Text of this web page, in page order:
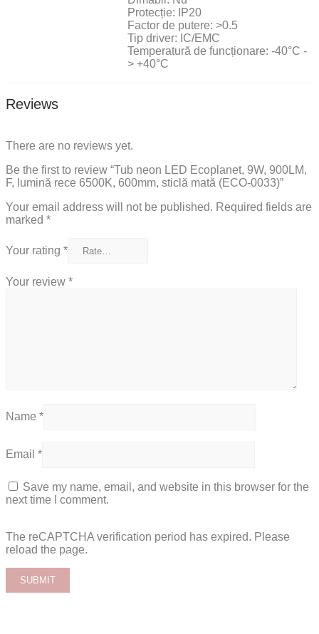
Protecție: IP20
Factor de putere: >0.5
Tip driver: IC/EMC
Temperatură de funcționare: -40°C -
> +40°C
Reviews
There are no reviews yet.
Be the first to review “Tub neon LED Ecoplanet, 9W, 900LM,
F, lumină rece 6500K, 600mm, sticlă mată (ECO-0033)”
Your email address will not be published. Required fields are
marked *
Your rating *
Your review *
Name *
Email *
Save my name, email, and website in this browser for the
next time I comment.
The reCAPTCHA verification period has expired. Please
reload the page.